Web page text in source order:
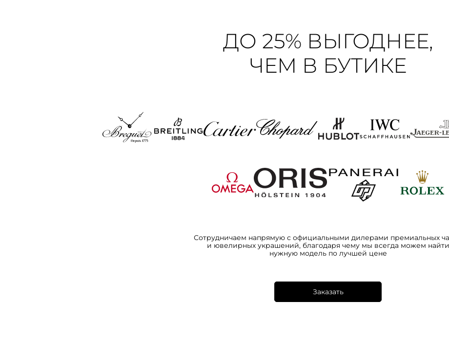
ДО 25% ВЫГОДНЕЕ,
ЧЕМ В БУТИКЕ
Сотрудничаем напрямую с официальными дилерами премиальных
и ювелирных украшений, благодаря чему мы всегда можем найти
нужную модель по лучшей цене
Заказать